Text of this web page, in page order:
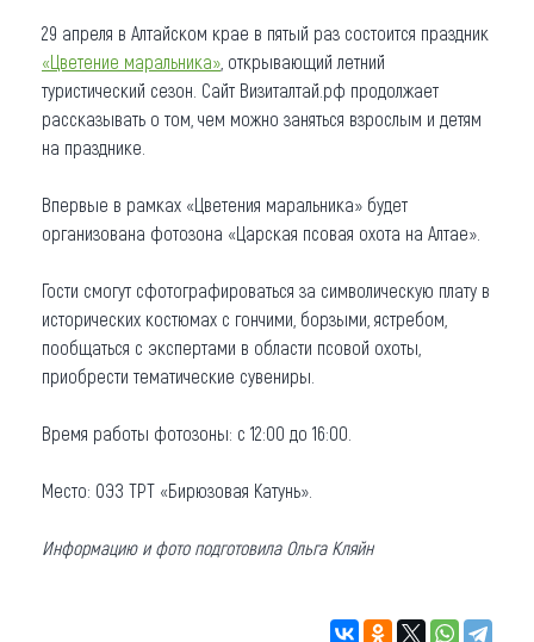
29 апреля в Алтайском крае в пятый раз состоится праздник
«Цветение маральника» , открывающий летний
туристический сезон. Сайт Визиталтай.рф продолжает
рассказывать о том, чем можно заняться взрослым и детям
на празднике.
Впервые в рамках «Цветения маральника» будет
организована фотозона «Царская псовая охота на Алтае».
Гости смогут сфотографироваться за символическую плату в
исторических костюмах с гончими, борзыми, ястребом,
пообщаться с экспертами в области псовой охоты,
приобрести тематические сувениры.
Время работы фотозоны: с 12:00 до 16:00.
Место: ОЭЗ ТРТ «Бирюзовая Катунь».
Информацию и фото подготовила Ольга Кляйн